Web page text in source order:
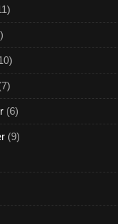
(6)
(9)